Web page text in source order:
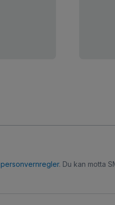
personvernregler. Du kan motta